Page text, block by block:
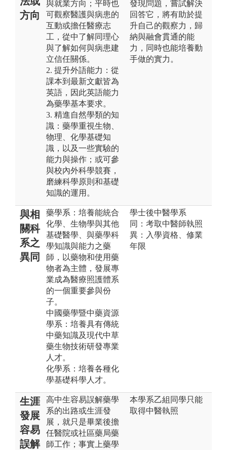
方向
與就業方向；平時也
可觀察醫護與病患的
互動或擔任醫療志
工，從中了解同理心
與了解如何與病患建
立信任關係。
2. 提升外語能力：從
課本到最新文獻皆為
英語，因此英語能力
為藥學基本要求。
3. 精進自然學類的知
識：藥學重視生物、
物理、化學基礎知
識，以及一些實驗的
能力與操作；或可參
與校內外科學競賽，
磨練科學原則和基礎
知識的運用。
發現問題，嘗試解決
回答它，將有助於提
升自己的觀察力，歸
納與融會貫通的能
力，同時也能培養動
手做的實力。
與相
關科
系之
異同
藥學系：培養能統合
化學、生物學與其他
基礎醫學、與藥學科
學知識與能力之藥
師，以藥物和使用藥
物者為主體，發展專
業成為醫療照護體系
的一個重要參與份
子。
中國藥學暨中藥資源
學系：培養具有傳統
中藥知識及現代中草
藥生物技術研發專業
人才。
化學系：培養各種化
學基礎科學人才。
學士後中醫學系
同：考取中醫師執照
異：入學資格、修業
年限
生涯
發展
容易
誤解
高中生容易誤解藥學
系的出路或生涯發
展，就只是畢業後擔
任醫院或社區藥局藥
師工作；事實上藥學
本學系乙組同學只能
取得中醫執照